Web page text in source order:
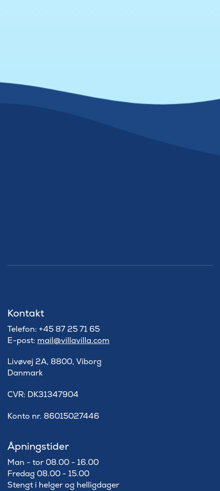
Kontakt
Telefon: +45 87 25 71 65
E-post: mail@villavilla.com
Livøvej 2A, 8800, Viborg
Danmark
​CVR: DK31347904
Konto nr. 86015027446
Åpningstider
Man - tor 08.00 - 16.00
Fredag 08.00 - 15.00
Stengt i helger og helligdager